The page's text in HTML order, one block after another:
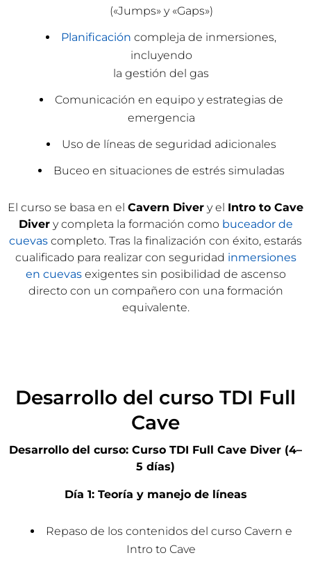
(«Jumps» y «Gaps»)
Planificación compleja de inmersiones,
incluyendo
la gestión del gas
Comunicación en equipo y estrategias de
emergencia
Uso de líneas de seguridad adicionales
Buceo en situaciones de estrés simuladas
El curso se basa en el Cavern Diver y el Intro to Cave
Divery completa la formación como buceador de
cuevas completo. Tras la finalización con éxito, estarás
cualificado para realizar con seguridad inmersiones
en cuevasexigentes sin posibilidad de ascenso
directo con un compañero con una formación
equivalente.
Desarrollo del curso TDI Full
Cave
Desarrollo del curso: Curso TDI Full Cave Diver (4–
5 días)
Día 1: Teoría y manejo de líneas
Repaso de los contenidos del curso Cavern e
Intro to Cave